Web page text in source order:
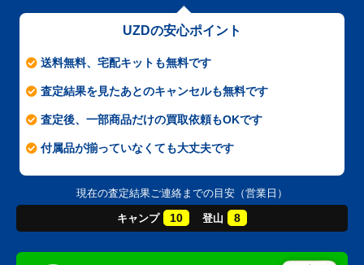
UZDの安心ポイント
送料無料、宅配キットも無料です
査定結果を見たあとのキャンセルも無料です
査定後、一部商品だけの買取依頼もOKです
付属品が揃っていなくても大丈夫です
現在の査定結果ご連絡までの目安（営業日）
キャンプ 10 登山 8